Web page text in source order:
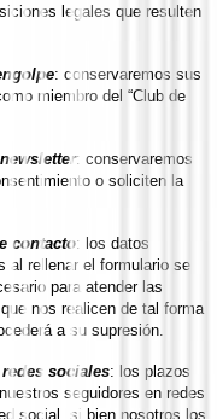
legales que resulten
: conservaremos sus
miembro del “Club de
: conservaremos
o soliciten la
contacto: los datos
al rellenar el formulario se
para atender las
nos realicen de tal forma
a su supresión.
sociales: los plazos
seguidores en redes
social, si bien nosotros los